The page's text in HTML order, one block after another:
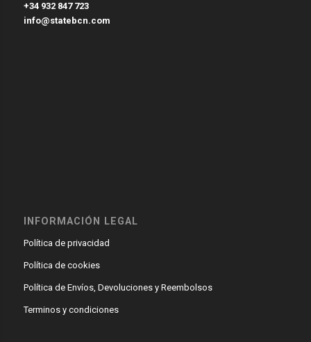
+34 932 847 723
info@statebcn.com
INFORMACIÓN LEGAL
Política de privacidad
Política de cookies
Política de Envíos, Devoluciones y Reembolsos
Terminos y condiciones